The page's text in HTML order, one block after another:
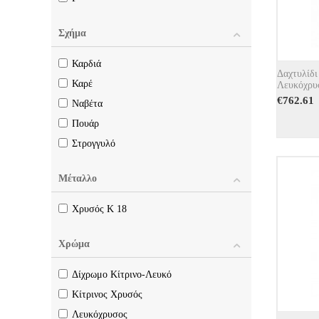
0.26
0.27
0.28
0.30
0.31
0.32
0.34
0.37
0.40
0.45
0.49
0.50
0.51
Σχήμα
Καρδιά
Καρέ
Ναβέτα
Πουάρ
Στρογγυλό
Μέταλλο
Χρυσός Κ 18
Χρώμα
Δίχρωμο Κίτρινο-Λευκό
Κίτρινος Χρυσός
Λευκόχρυσος
€762.61